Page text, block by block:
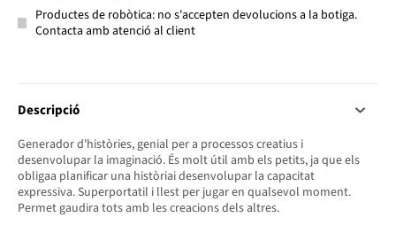
Productes de robòtica: no s'accepten devolucions a la botiga.
Contacta amb atenció al client
Descripció
Generador d'històries, genial per a processos creatius i
desenvolupar la imaginació. És molt útil amb els petits, ja que els
obligaa planificar una històriai desenvolupar la capacitat
expressiva. Superportatil i llest per jugar en qualsevol moment.
Permet gaudira tots amb les creacions dels altres.